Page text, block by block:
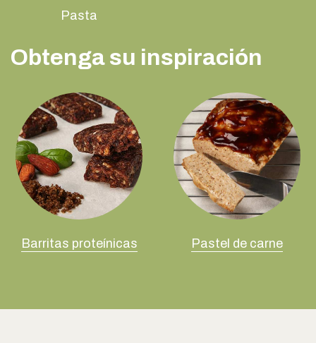
Pasta
Obtenga su inspiración
Barritas proteínicas Pastel de carne